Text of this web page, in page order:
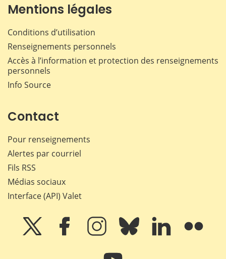
Mentions légales
Conditions d’utilisation
Renseignements personnels
Accès à l’information et protection des renseignements
personnels
Info Source
Contact
Pour renseignements
Alertes par courriel
Fils RSS
Médias sociaux
Interface (API) Valet